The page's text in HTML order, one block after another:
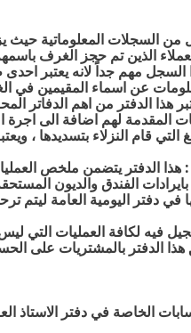
السجلات المعلوماتية حيث
الذين تم حجز الغرف
مهم جداً لانه يعتبر احدى
عن اسماء المقيمين
هذا الدفتر من اهم الدفاتر
المقدمة لهم اضافة الى
التي قام النزلاء بتسديدها ،
الدفتر يتضمن ملخص
الفندق والديون
في دفتر اليومية العامة ليتم
فيه لكافة العمليات التي
الدفتر بالمشتريات على
الخاصة في دفتر الاستاذ